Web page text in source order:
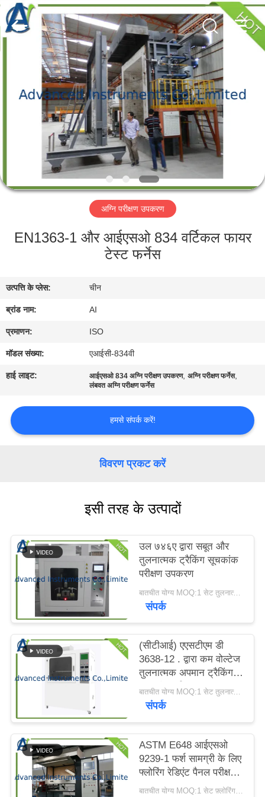
उत्पादों
में
भ्रमण
नियंत्रण
संपर्क
करें
मामलों
करें
साइटमैप
PRIVACY
POLICY
Advanced
Instruments
Co.,Limited.
All
Rights
अग्नि परीक्षण उपकरण
EN1363-1 और आईएसओ 834 वर्टिकल फायर
टेस्ट फर्नेस
उत्पत्ति के प्लेस: चीन
ब्रांड नाम: AI
प्रमाणन: ISO
मॉडल संख्या: एआईसी-834वी
हाई लाइट: आईएसओ 834 अग्नि परीक्षण उपकरण,अग्नि परीक्षण फर्नेस,
लंबवत अग्नि परीक्षण फर्नेस
हमसे संपर्क करें!
विवरण प्रकट करें
इसी तरह के उत्पादों
उल ७४६ए द्वारा सबूत और
तुलनात्मक ट्रैकिंग सूचकांक
परीक्षण उपकरण
बातचीत योग्य MOQ:1 सेट तुलनात्मक ट्रैकिंग सूचकांक परीक्षण उपकरण
संपर्क
(सीटीआई) एएसटीएम डी
3638-12 . द्वारा कम वोल्टेज
तुलनात्मक अपमान ट्रैकिंग
सूचकांक परीक्षक
बातचीत योग्य MOQ:1 सेट तुलनात्मक अपमान ट्रैकिंग सूचकांक परीक्षक
संपर्क
ASTM E648 आईएसओ
9239-1 फर्श सामग्री के लिए
फ्लोरिंग रेडिएंट पैनल परीक्षण
उपकरण
बातचीत योग्य MOQ:1 सेट फ़्लोरिंग रेडिएंट पैनल टेस्ट उपकरण